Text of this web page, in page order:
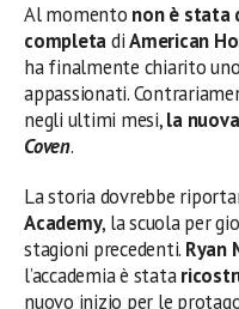
Al momento non è stata
completadiAmerican
ha finalmente chiarito
appassionati.
negli ultimi mesi,la
Coven.
La storia dovrebbe
Academy, la scuola per
stagioni precedenti. Ryan
l’accademia è stata
nuovo inizio per le